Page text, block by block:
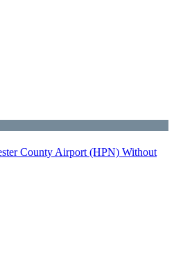
County Airport (HPN) Without